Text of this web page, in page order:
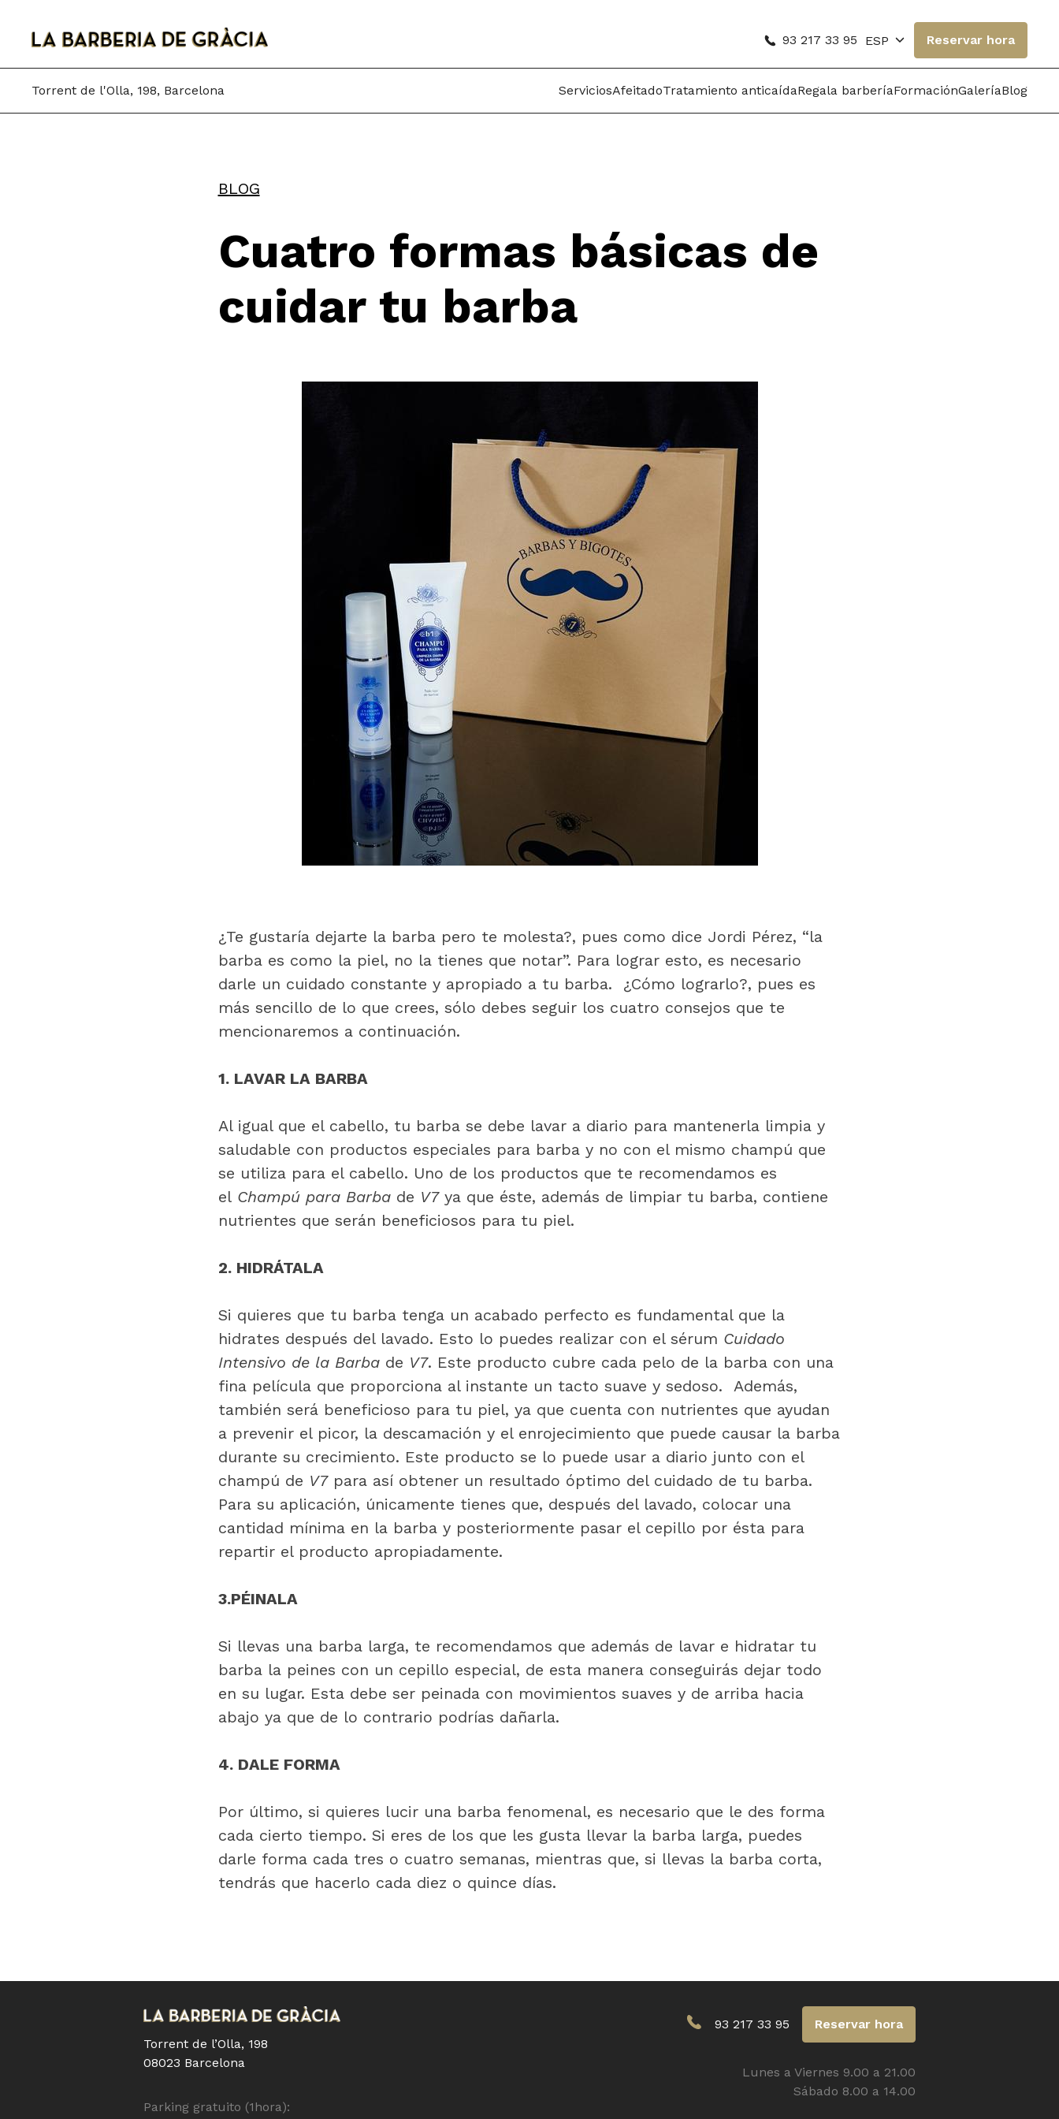
content
93 217 33 95 ESP Reservar hora
Torrent de l'Olla, 198, Barcelona ServiciosAfeitadoTratamiento anticaídaRegala barberíaFormaciónGaleríaBlog
BLOG
Cuatro formas básicas de
cuidar tu barba
¿Te gustaría dejarte la barba pero te molesta?, pues como dice Jordi Pérez, “la
barba es como la piel, no la tienes que notar”. Para lograr esto, es necesario
darle un cuidado constante y apropiado a tu barba. ¿Cómo lograrlo?, pues es
más sencillo de lo que crees, sólo debes seguir los cuatro consejos que te
mencionaremos a continuación.
1. LAVAR LA BARBA
Al igual que el cabello, tu barba se debe lavar a diario para mantenerla limpia y
saludable con productos especiales para barba y no con el mismo champú que
se utiliza para el cabello. Uno de los productos que te recomendamos es
el Champú para Barbade V7 ya que éste, además de limpiar tu barba, contiene
nutrientes que serán beneficiosos para tu piel.
2. HIDRÁTALA
Si quieres que tu barba tenga un acabado perfecto es fundamental que la
hidrates después del lavado. Esto lo puedes realizar con el sérum Cuidado
Intensivo de la Barba de V7. Este producto cubre cada pelo de la barba con una
fina película que proporciona al instante un tacto suave y sedoso. Además,
también será beneficioso para tu piel, ya que cuenta con nutrientes que ayudan
a prevenir el picor, la descamación y el enrojecimiento que puede causar la barba
durante su crecimiento. Este producto se lo puede usar a diario junto con el
champú de V7 para así obtener un resultado óptimo del cuidado de tu barba.
Para su aplicación, únicamente tienes que, después del lavado, colocar una
cantidad mínima en la barba y posteriormente pasar el cepillo por ésta para
repartir el producto apropiadamente.
3.PÉINALA
Si llevas una barba larga, te recomendamos que además de lavar e hidratar tu
barba la peines con un cepillo especial, de esta manera conseguirás dejar todo
en su lugar. Esta debe ser peinada con movimientos suaves y de arriba hacia
abajo ya que de lo contrario podrías dañarla.
4. DALE FORMA
Por último, si quieres lucir una barba fenomenal, es necesario que le des forma
cada cierto tiempo. Si eres de los que les gusta llevar la barba larga, puedes
darle forma cada tres o cuatro semanas, mientras que, si llevas la barba corta,
tendrás que hacerlo cada diez o quince días.
Torrent de l’Olla, 198
08023 Barcelona
Parking gratuito (1hora):
93 217 33 95 Reservar hora
Lunes a Viernes 9.00 a 21.00
Sábado 8.00 a 14.00